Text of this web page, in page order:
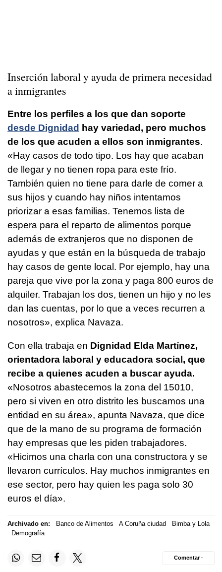
Inserción laboral y ayuda de primera necesidad
a inmigrantes
Entre los perfiles a los que dan soporte
desde Dignidad hay variedad, pero muchos
de los que acuden a ellos son inmigrantes.
«Hay casos de todo tipo. Los hay que acaban
de llegar y no tienen ropa para este frío.
También quien no tiene para darle de comer a
sus hijos y cuando hay niños intentamos
priorizar a esas familias. Tenemos lista de
espera para el reparto de alimentos porque
además de extranjeros que no disponen de
ayudas y que están en la búsqueda de trabajo
hay casos de gente local. Por ejemplo, hay una
pareja que vive por la zona y paga 800 euros de
alquiler. Trabajan los dos, tienen un hijo y no les
dan las cuentas, por lo que a veces recurren a
nosotros», explica Navaza.
Con ella trabaja en Dignidad Elda Martínez,
orientadora laboral y educadora social, que
recibe a quienes acuden a buscar ayuda.
«Nosotros abastecemos la zona del 15010,
pero si viven en otro distrito les buscamos una
entidad en su área», apunta Navaza, que dice
que de la mano de su programa de formación
hay empresas que les piden trabajadores.
«Hicimos una charla con una constructora y se
llevaron currículos. Hay muchos inmigrantes en
ese sector, pero hay quien les paga solo 30
euros el día».
Archivado en: Banco de Alimentos A Coruña ciudad
Bimba y Lola
Demografía
Comentar ·